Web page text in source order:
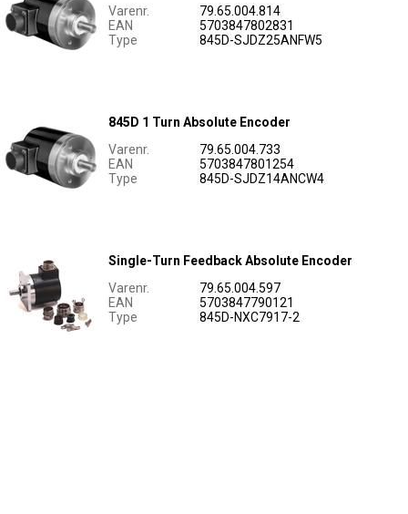
Varenr.
79.65.004.814
EAN
5703847802831
Type
845D-SJDZ25ANFW5
845D 1 Turn Absolute Encoder
Varenr.
79.65.004.733
EAN
5703847801254
Type
845D-SJDZ14ANCW4
Single-Turn Feedback Absolute Encoder
Varenr.
79.65.004.597
EAN
5703847790121
Type
845D-NXC7917-2